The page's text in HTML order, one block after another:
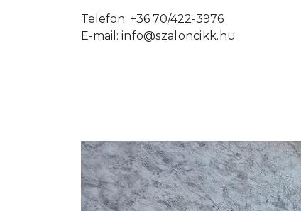
Telefon: +36 70/422-3976
E-mail: info@szaloncikk.hu